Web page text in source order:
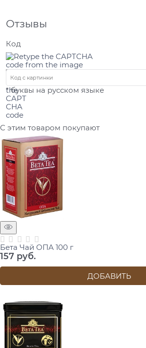
Отзывы
Код
* буквы на русском языке
С этим товаром покупают
Бета Чай ОПА 100 г
157 руб.
ДОБАВИТЬ